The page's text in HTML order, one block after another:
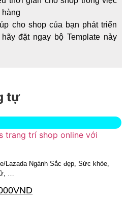
hàng
cho shop của bạn phát triển
đặt ngay bộ Template này
tự
Lazada Ngành Sắc đẹp, Sức khỏe,
…
VND